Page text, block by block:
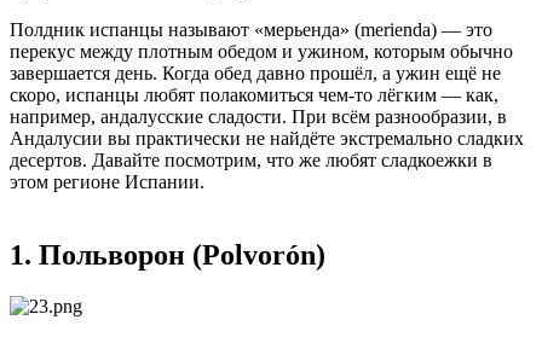
Полдник испанцы называют «мерьенда» (merienda) — это
перекус между плотным обедом и ужином, которым обычно
завершается день. Когда обед давно прошёл, а ужин ещё не
скоро, испанцы любят полакомиться чем-то лёгким — как,
например, андалусские сладости. При всём разнообразии, в
Андалусии вы практически не найдёте экстремально сладких
десертов. Давайте посмотрим, что же любят сладкоежки в
этом регионе Испании.
1. Польворон (Polvorón)